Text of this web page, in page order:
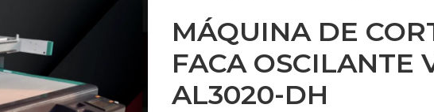
MÁQUINA DE
FACA OSCILANTE
AL3020-DH